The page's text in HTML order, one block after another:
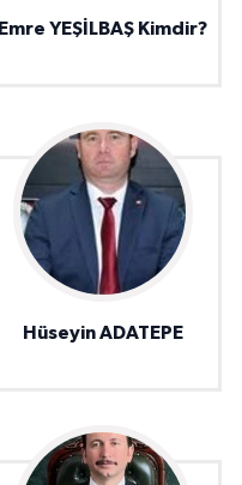
Emre YEŞİLBAŞ Kimdir?
Hüseyin ADATEPE